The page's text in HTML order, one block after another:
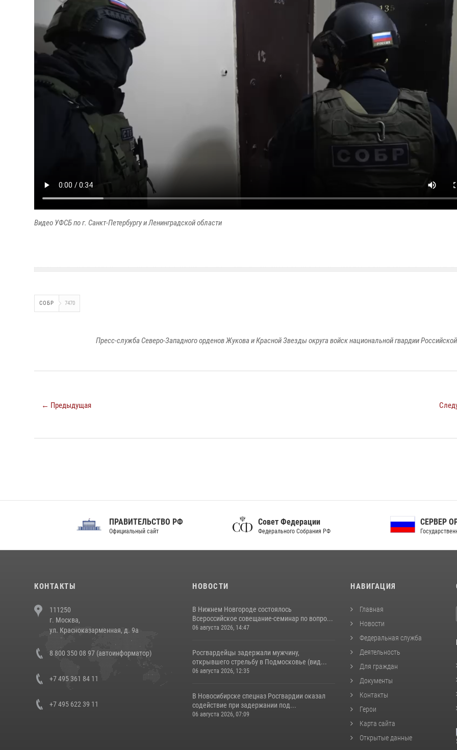
Видео УФСБ по г. Санкт-Петербургу и Ленинградской области
СОБР 7470
Пресс-служба Северо-Западного орденов Жукова и Красной Звезды округа войск национальной гвардии
← Предыдущая
ПРАВИТЕЛЬСТВО РФ
Официальный сайт
Совет Федерации
Федерального Собрания РФ
СЕРВЕР ОРГАНОВ
Государственной власти РФ
КОНТАКТЫ
111250
г. Москва,
ул. Красноказарменная, д. 9а
8 800 350 08 97 (автоинформатор)
+7 495 361 84 11
+7 495 622 39 11
НОВОСТИ
В Нижнем Новгороде состоялось
Всероссийское совещание-семинар по вопро...
06 августа 2026, 14:47
Росгвардейцы задержали мужчину,
открывшего стрельбу в Подмосковье (вид...
06 августа 2026, 12:35
В Новосибирске спецназ Росгвардии оказал
содействие при задержании под...
06 августа 2026, 07:09
НАВИГАЦИЯ
Главная
Новости
Федеральная служба
Деятельность
Для граждан
Документы
Контакты
Герои
Карта сайта
Открытые данные